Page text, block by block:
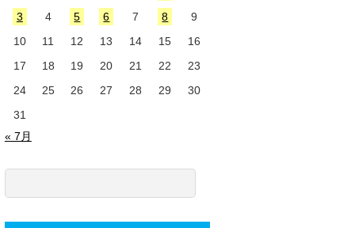
3 4 5 6 7 8
9
10
11 12 13 14 15
16
17
18 19 20 21 22
23
24
25 26 27 28 29
30
31
« 7月